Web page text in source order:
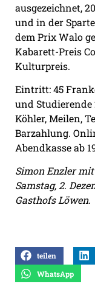
ausgezeichnet,
und in der
dem Prix Walo
Kabarett-Preis
Kulturpreis.
Eintritt: 45
und Studierende
Köhler, Meilen,
Barzahlung.
Abendkasse ab
Simon Enzler
Samstag, 2.
Gasthofs Löwen.
teilen
WhatsApp